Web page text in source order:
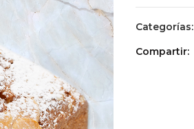
Categorías:
Compartir